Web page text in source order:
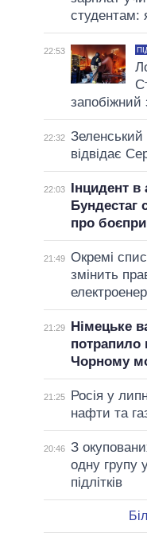
студентам:
22:53
запобіжний
22:32
відвідає
22:03
Інцидент в
Бундестаг
про
21:49 Окремі
змінить
21:29
Німецьке
потрапило
Чорному
21:25
Росія у
нафти та
20:46 З
одну групу
підлітків